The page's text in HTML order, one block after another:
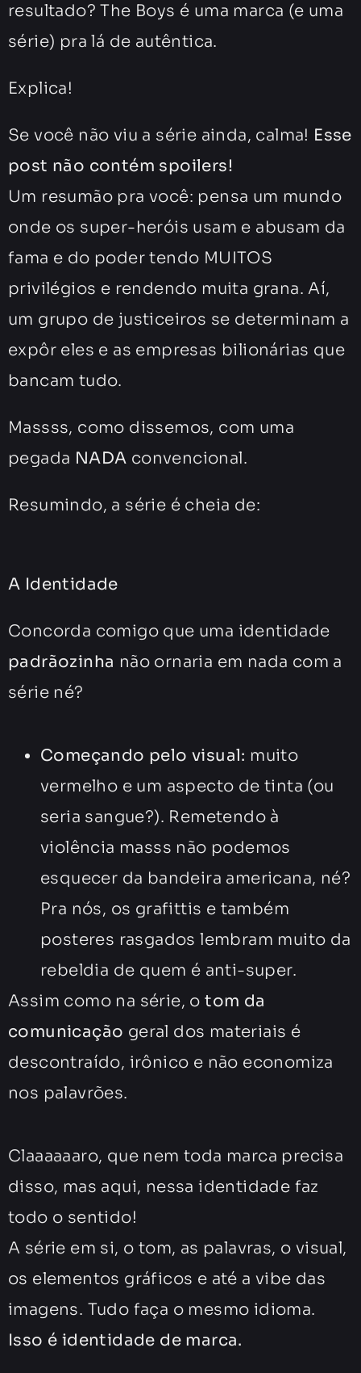
resultado? The Boys é uma marca (e uma
série) pra lá de autêntica.
Explica!
Se você não viu a série ainda, calma! Esse
post não contém spoilers!
Um resumão pra você: pensa um mundo
onde os super-heróis usam e abusam da
fama e do poder tendo MUITOS
privilégios e rendendo muita grana. Aí,
um grupo de justiceiros se determinam a
expôr eles e as empresas bilionárias que
bancam tudo.
Massss, como dissemos, com uma
pegada NADA convencional.
Resumindo, a série é cheia de:
A Identidade
Concorda comigo que uma identidade
padrãozinha não ornaria em nada com a
série né?
Começando pelo visual: muito
vermelho e um aspecto de tinta (ou
seria sangue?). Remetendo à
violência masss não podemos
esquecer da bandeira americana, né?
Pra nós, os grafittis e também
posteres rasgados lembram muito da
rebeldia de quem é anti-super.
Assim como na série, otom da
comunicação geral dos materiais é
descontraído, irônico e não economiza
nos palavrões.
Claaaaaaro, que nem toda marca precisa
disso, mas aqui, nessa identidade faz
todo o sentido!
A série em si, o tom, as palavras, o visual,
os elementos gráficos e até a vibe das
imagens. Tudo faça o mesmo idioma.
Isso é identidade de marca.